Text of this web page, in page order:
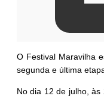
O Festival Maravilha
segunda e última
No dia 12 de julho, às